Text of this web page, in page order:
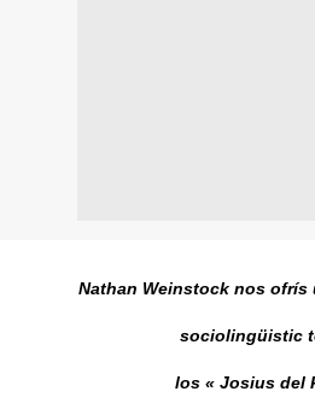
Nathan Weinstock nos ofrís
sociolingüistic
los « Josius del